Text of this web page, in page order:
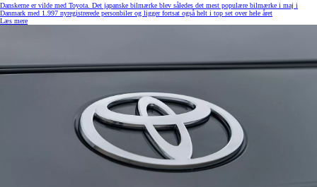
Danskerne er vilde med Toyota. Det japanske bilmærke blev således det mest populære bilmærke i maj i
Danmark med 1.997 nyregistrerede personbiler og ligger fortsat også helt i top set over hele året
Læs mere